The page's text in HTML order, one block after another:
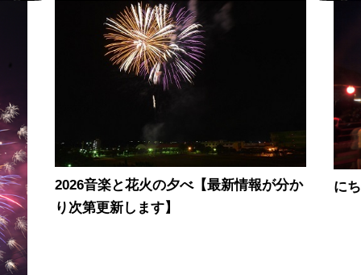
2026音楽と花火の夕べ【最新情報が分か
り次第更新します】
に